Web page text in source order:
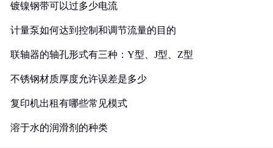
镀镍钢带可以过多少电流
计量泵如何达到控制和调节流量的目的
联轴器的轴孔形式有三种：Y型、J型、Z型
不锈钢材质厚度允许误差是多少
复印机出租有哪些常见模式
溶于水的润滑剂的种类